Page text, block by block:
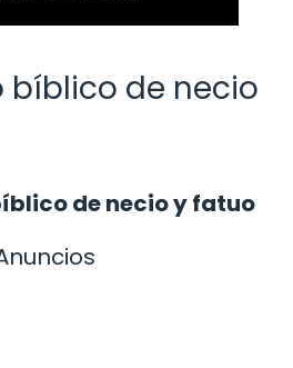
bíblico de necio
de necio y fatuo